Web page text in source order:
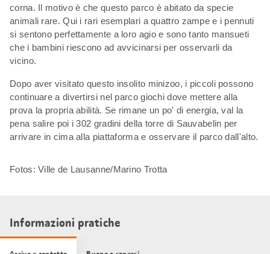
corna. Il motivo è che questo parco è abitato da specie
animali rare. Qui i rari esemplari a quattro zampe e i pennuti
si sentono perfettamente a loro agio e sono tanto mansueti
che i bambini riescono ad avvicinarsi per osservarli da
vicino.
Dopo aver visitato questo insolito minizoo, i piccoli possono
continuare a divertirsi nel parco giochi dove mettere alla
prova la propria abilità. Se rimane un po' di energia, val la
pena salire poi i 302 gradini della torre di Sauvabelin per
arrivare in cima alla piattaforma e osservare il parco dall'alto.
Fotos: Ville de Lausanne/Marino Trotta
Informazioni pratiche